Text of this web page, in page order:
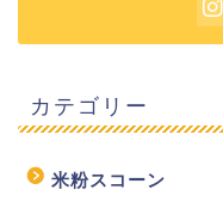
カテゴリー
米粉スコーン